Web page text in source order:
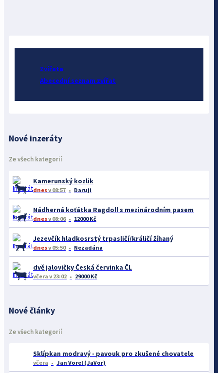
Zvířata
Abecední seznam zvířat
Nové inzeráty
Ze všech kategorií
Kamerunský kozlik
dnesv 08:57 Daruji
Nádherná koťátka Ragdoll s mezinárodním pasem
dnesv 08:06 12000 Kč
Jezevčík hladkosrstý trpasličí/králičí žíhaný
dnesv 05:50 Nezadána
dvě jalovičky Česká červinka ČL
včera v 23:02 29000 Kč
Nové články
Ze všech kategorií
Sklípkan modravý - pavouk pro zkušené chovatele
včera Jan Vorel (JaVor)